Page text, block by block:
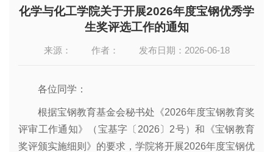
化学与化工学院关于开展2026年度宝钢优秀学
生奖评选工作的通知
来源： 作者： 发布日期：2026-06-18
各位同学：
根据宝钢教育基金会秘书处《2026年度宝钢教育奖
评审工作通知》（宝基字〔2026〕2号）和《宝钢教育
奖评颁实施细则》的要求，学院将开展2026年度宝钢优